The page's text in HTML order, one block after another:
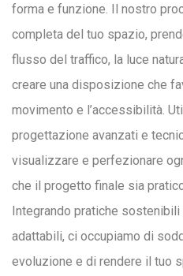
forma e funzione. Il nostro
completa del tuo spazio,
flusso del traffico, la luce
creare una disposizione che
movimento e l’accessibilità.
progettazione avanzati e
visualizzare e perfezionare
che il progetto finale sia
Integrando pratiche
adattabili, ci occupiamo di
evoluzione e di rendere il tuo